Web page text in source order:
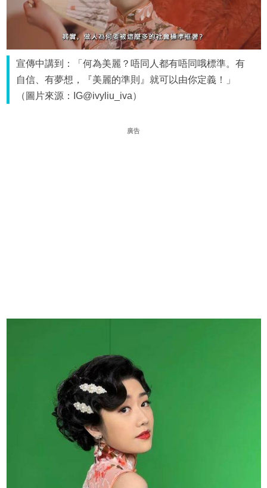
宣傳中講到：「何為美麗？唔同人都有唔同哦標準。有
自信、有夢想，『美麗的準則』就可以由你定義！」
（圖片來源：IG@ivyliu_iva）
廣告